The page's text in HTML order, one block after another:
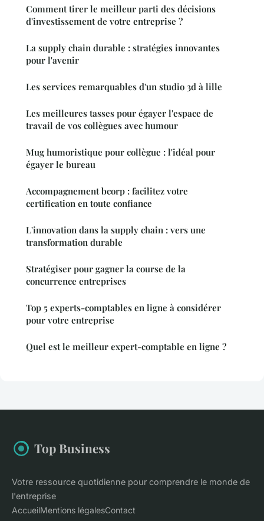
Comment tirer le meilleur parti des décisions
d'investissement de votre entreprise ?
La supply chain durable : stratégies innovantes
pour l'avenir
Les services remarquables d'un studio 3d à lille
Les meilleures tasses pour égayer l'espace de
travail de vos collègues avec humour
Mug humoristique pour collègue : l'idéal pour
égayer le bureau
Accompagnement bcorp : facilitez votre
certification en toute confiance
L'innovation dans la supply chain : vers une
transformation durable
Stratégiser pour gagner la course de la
concurrence entreprises
Top 5 experts-comptables en ligne à considérer
pour votre entreprise
Quel est le meilleur expert-comptable en ligne ?
Top Business
Votre ressource quotidienne pour comprendre le monde de
l'entreprise
AccueilMentions légalesContact